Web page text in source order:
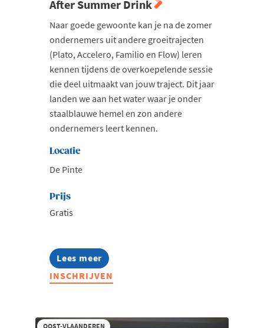
After Summer Drink
Naar goede gewoonte kan je na de zomer
ondernemers uit andere groeitrajecten
(Plato, Accelero, Familio en Flow) leren
kennen tijdens de overkoepelende sessie
die deel uitmaakt van jouw traject. Dit jaar
landen we aan het water waar je onder
staalblauwe hemel en zon andere
ondernemers leert kennen.
Locatie
De Pinte
Prijs
Gratis
Lees meer
about
After
Summer
INSCHRIJVEN
OOST-VLAANDEREN